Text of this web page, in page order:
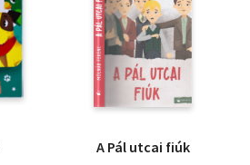
A Pál utcai fiúk